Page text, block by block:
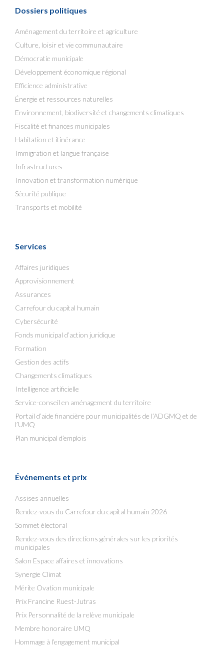
Dossiers politiques
Aménagement du territoire et agriculture
Culture, loisir et vie communautaire
Démocratie municipale
Développement économique régional
Efficience administrative
Énergie et ressources naturelles
Environnement, biodiversité et changements climatiques
Fiscalité et finances municipales
Habitation et itinérance
Immigration et langue française
Infrastructures
Innovation et transformation numérique
Sécurité publique
Transports et mobilité
Services
Affaires juridiques
Approvisionnement
Assurances
Carrefour du capital humain
Cybersécurité
Fonds municipal d’action juridique
Formation
Gestion des actifs
Changements climatiques
Intelligence artificielle
Service-conseil en aménagement du territoire
Portail d’aide financière pour municipalités de l’ADGMQ et de
l’UMQ
Plan municipal d’emplois
Événements et prix
Assises annuelles
Rendez-vous du Carrefour du capital humain 2026
Sommet électoral
Rendez-vous des directions générales sur les priorités
municipales
Salon Espace affaires et innovations
Synergie Climat
Mérite Ovation municipale
Prix Francine Ruest-Jutras
Prix Personnalité de la relève municipale
Membre honoraire UMQ
Hommage à l’engagement municipal